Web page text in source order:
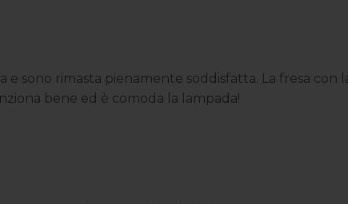
e sono rimasta pienamente soddisfatta. La fresa
bene ed è comoda la lampada!